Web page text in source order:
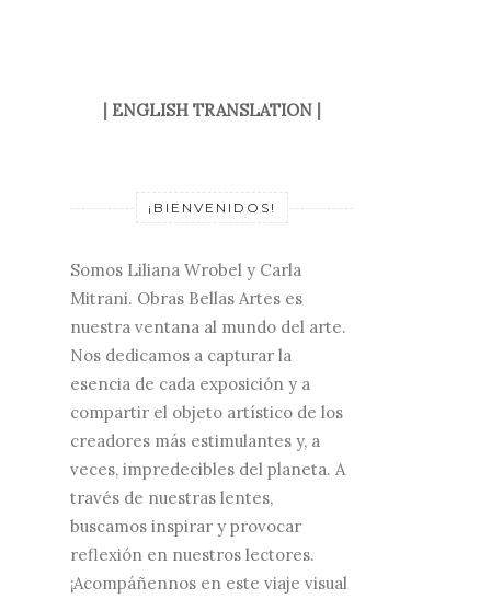
| ENGLISH TRANSLATION|
¡BIENVENIDOS!
Somos Liliana Wrobel y Carla
Mitrani. Obras Bellas Artes es
nuestra ventana al mundo del arte.
Nos dedicamos a capturar la
esencia de cada exposición y a
compartir el objeto artístico de los
creadores más estimulantes y, a
veces, impredecibles del planeta. A
través de nuestras lentes,
buscamos inspirar y provocar
reflexión en nuestros lectores.
¡Acompáñennos en este viaje visual